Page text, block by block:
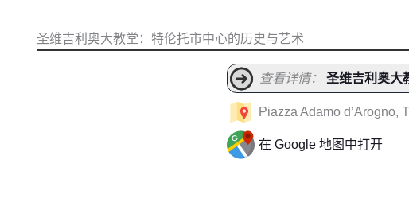
圣维吉利奥大教堂：特伦托市中心的历史与艺术
查看详情： 圣维吉利奥大
Piazza Adamo d’Arogno,
在 Google 地图中打开